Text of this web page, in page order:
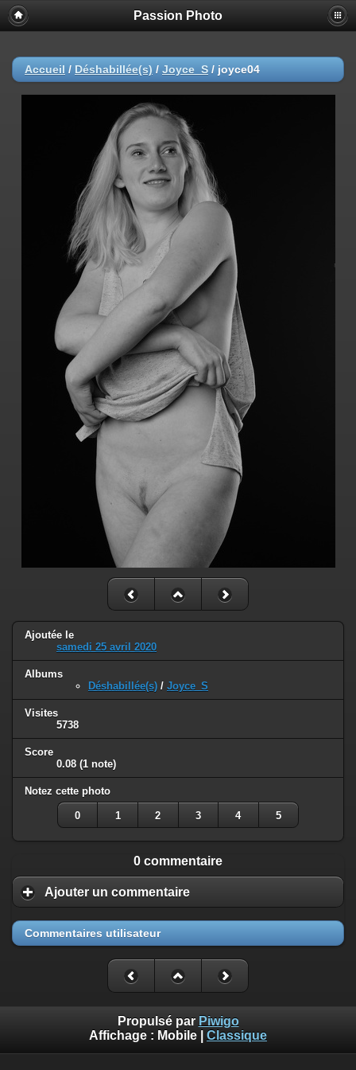
Passion Photo
Accueil / Déshabillée(s) / Joyce_S / joyce04
Ajoutée le
samedi 25 avril 2020
Albums
Déshabillée(s) / Joyce_S
Visites
5738
Score
0.08 (1 note)
Notez cette photo
0 1 2 3 4 5
0 commentaire
Ajouter un commentaire
Commentaires utilisateur
Propulsé par Piwigo
Affichage : Mobile Classique